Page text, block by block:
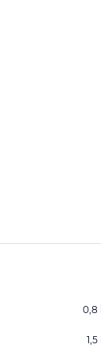
0,8
1,5